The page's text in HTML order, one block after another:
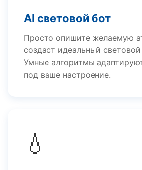
AI световой бот
Просто опишите желаемую
создаст идеальный
Умные алгоритмы
под ваше настроение.
💧